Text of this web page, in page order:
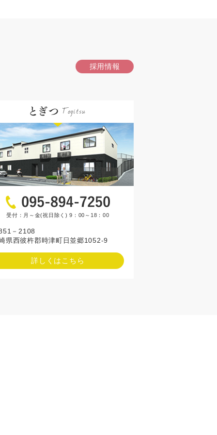
採用情報
受付：月～金(祝日除く) 9：00～18：00
－2108
県西彼杵郡時津町日並郷1052-9
詳しくはこちら